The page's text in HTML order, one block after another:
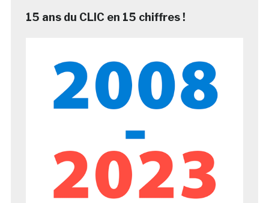
15 ans du CLIC en 15 chiffres !